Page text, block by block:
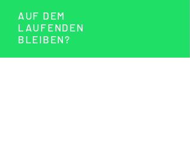
AUF DEM
LAUFENDEN
BLEIBEN?